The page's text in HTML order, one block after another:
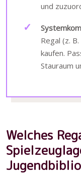
und
Regal (z.
kaufen.
Stauraum
Welches